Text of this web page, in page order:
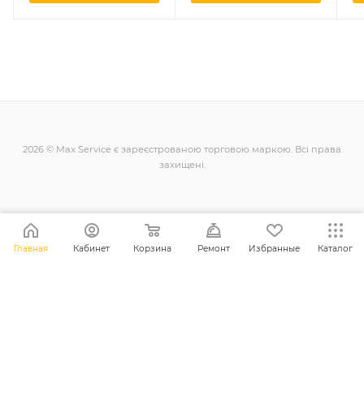
2026 © Max Service є зареєстрованою торговою маркою. Всі права
захищені.
+38 (098) 128-11-11
Главная Кабинет Корзина Ремонт Избранные Каталог